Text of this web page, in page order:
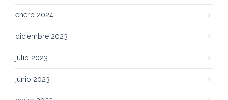
enero 2024
diciembre 2023
julio 2023
junio 2023